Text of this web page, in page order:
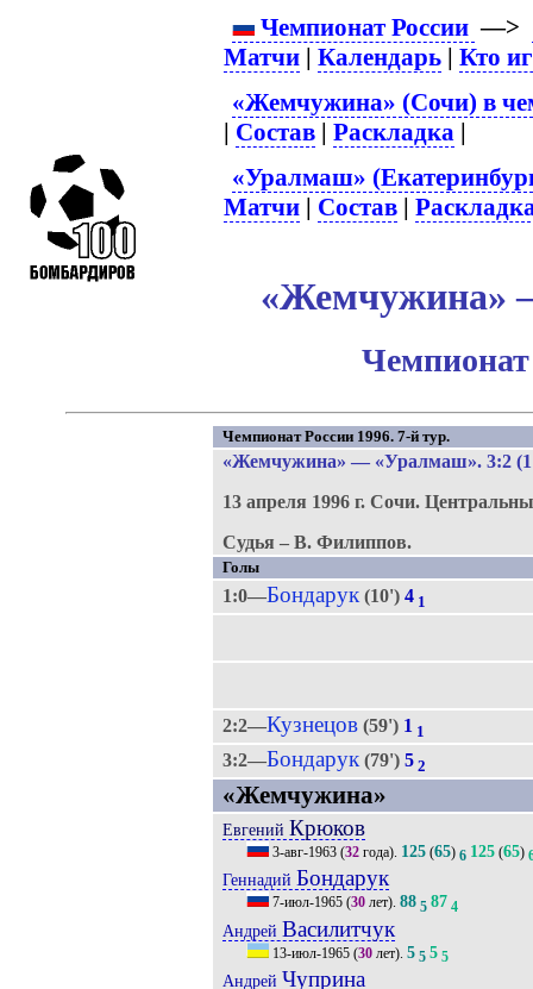
Чемпионат России —>
Матчи |Календарь |Кто
«Жемчужина» (Сочи) в
| Состав |Раскладка |
«Уралмаш»
Матчи | Состав |
«Жемчужина»
Чемпионат
Чемпионат России 1996. 7-й тур.
«Жемчужина» — «Уралмаш». 3:2
13 апреля 1996 г. Сочи.
Судья – В. Филиппов.
Голы
1:0—Бондарук(10') 4 1
2:2—Кузнецов(59') 1 1
3:2—Бондарук(79') 5 2
«Жемчужина»
Евгений Крюков
3-авг-1963(32года). 125(65) 6 125(65)
Геннадий Бондарук
7-июл-1965(30лет). 88 5 87 4
Андрей Василитчук
13-июл-1965(30лет). 5 5 5 5
Андрей Чуприна